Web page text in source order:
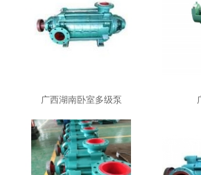
广西湖南卧室多级泵